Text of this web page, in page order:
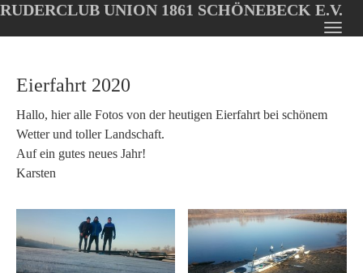
Oops, an error occurred! Code: 202608060252053c47bb15
main
RUDERCLUB UNION 1861 SCHÖNEBECK E.V.
Eierfahrt 2020
Hallo, hier alle Fotos von der heutigen Eierfahrt bei schönem
Wetter und toller Landschaft.
Auf ein gutes neues Jahr!
Karsten